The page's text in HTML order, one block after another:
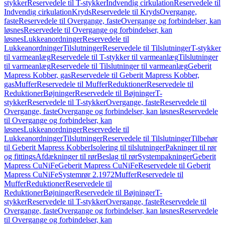
stykkerReservedele til T-stykkerIndvendig cirkulationReservedele til
Indvendig cirkulationKrydsReservedele til KrydsOvergange,
fasteReservedele til Overgange, fasteOvergange og forbindelser, kan
løsnesReservedele til Overgange og forbindelser, kan
løsnesLukkeanordningerReservedele til
LukkeanordningerTilslutningerReservedele til TilslutningerT-stykker
til varmeanlægReservedele til T-stykker til varmeanlægTilslutninger
til varmeanlægReservedele til Tilslutninger til varmeanlægGeberit
Mapress Kobber, gasReservedele til Geberit Mapress Kobber,
gasMufferReservedele til MufferReduktionerReservedele til
ReduktionerBøjningerReservedele til BøjningerT-
stykkerReservedele til T-stykkerOvergange, fasteReservedele til
Overgange, fasteOvergange og forbindelser, kan løsnesReservedele
til Overgange og forbindelser, kan
løsnesLukkeanordningerReservedele til
LukkeanordningerTilslutningerReservedele til TilslutningerTilbehør
til Geberit Mapress KobberIsolering til tilslutningerPakninger til rør
og fittingsAfdækninger til rørBeslag til rørSystempakningerGeberit
Mapress CuNiFeGeberit Mapress CuNiFeReservedele til Geberit
Mapress CuNiFeSystemrør 2.1972MufferReservedele til
MufferReduktionerReservedele til
ReduktionerBøjningerReservedele til BøjningerT-
stykkerReservedele til T-stykkerOvergange, fasteReservedele til
Overgange, fasteOvergange og forbindelser, kan løsnesReservedele
til Overgange og forbindelser, kan